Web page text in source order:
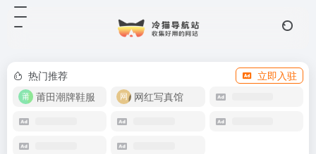
热门推荐
立即入驻
莆田潮牌鞋服
网红写真馆